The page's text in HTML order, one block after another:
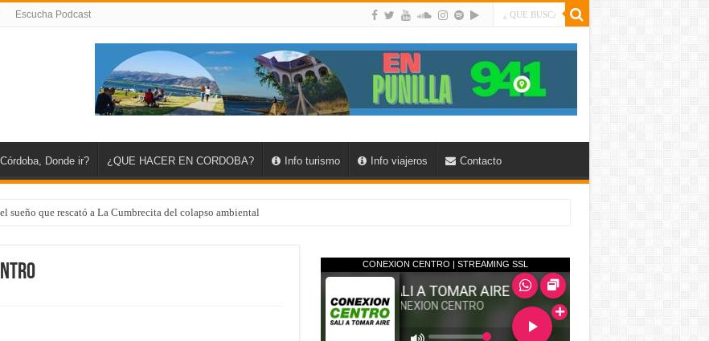
Escucha Podcast
Donde ir? ¿QUE HACER EN CORDOBA? Info turismo Info viajeros Contacto
sueño que rescató a La Cumbrecita del colapso ambiental
Nueva sucursal en el gigante acuático de Córdoba